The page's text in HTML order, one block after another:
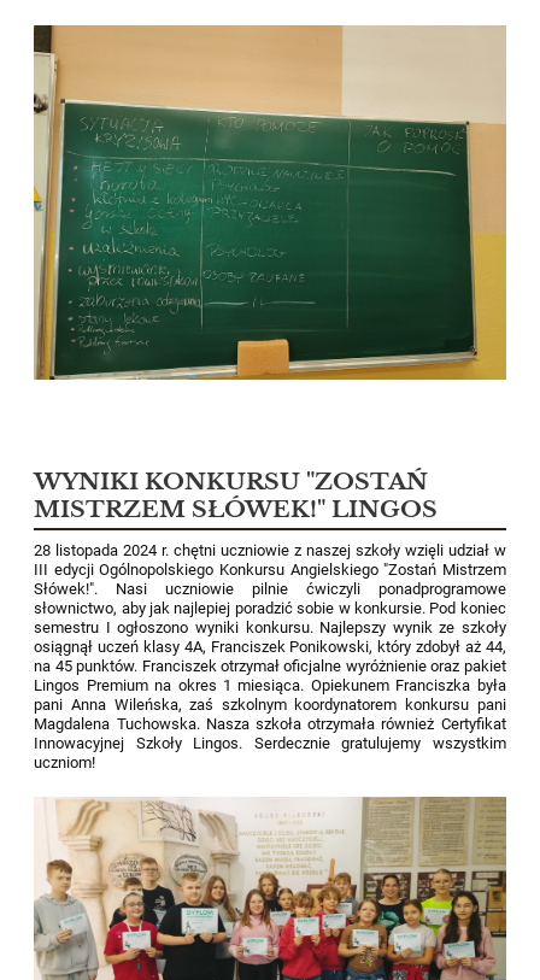
WYNIKI KONKURSU "ZOSTAŃ
MISTRZEM SŁÓWEK!" LINGOS
28 listopada 2024 r. chętni uczniowie z naszej szkoły wzięli udział w
III edycji Ogólnopolskiego Konkursu Angielskiego "Zostań Mistrzem
Słówek!". Nasi uczniowie pilnie ćwiczyli ponadprogramowe
słownictwo, aby jak najlepiej poradzić sobie w konkursie. Pod koniec
semestru I ogłoszono wyniki konkursu. Najlepszy wynik ze szkoły
osiągnął uczeń klasy 4A, Franciszek Ponikowski, który zdobył aż 44,
na 45 punktów. Franciszek otrzymał oficjalne wyróżnienie oraz pakiet
Lingos Premium na okres 1 miesiąca. Opiekunem Franciszka była
pani Anna Wileńska, zaś szkolnym koordynatorem konkursu pani
Magdalena Tuchowska. Nasza szkoła otrzymała również Certyfikat
Innowacyjnej Szkoły Lingos. Serdecznie gratulujemy wszystkim
uczniom!